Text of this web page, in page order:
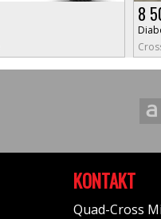
8
KONTAKT
Quad-Cross